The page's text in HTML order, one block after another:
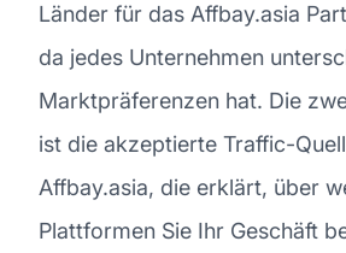
Länder für das Affbay.asia
da jedes Unternehmen
Marktpräferenzen hat. Die
ist die akzeptierte Traffic-
Affbay.asia, die erklärt, über
Plattformen Sie Ihr Geschäft